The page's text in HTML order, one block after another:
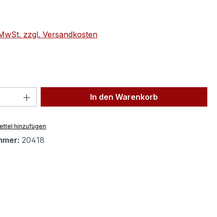
zzgl. Versandkosten
Anzahl: Gib den gewünschten Wert
In den Warenkorb
hinzufügen
20418